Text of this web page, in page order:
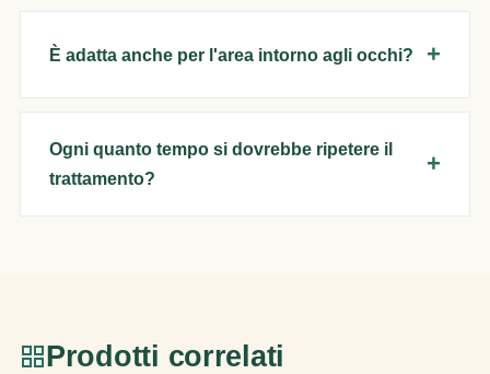
È adatta anche per l'area intorno agli occhi?
Ogni quanto tempo si dovrebbe ripetere il
trattamento?
Prodotti correlati